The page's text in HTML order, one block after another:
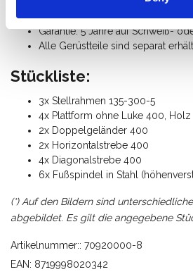
Gewicht: 190 Kg
Garantie: 5 Jahre auf Schweiß-
Alle Gerüstteile sind separat
Stückliste:
3x Stellrahmen 135-300-5
4x Plattform ohne Luke 400, Holz
2x Doppelgeländer 400
2x Horizontalstrebe 400
4x Diagonalstrebe 400
6x Fußspindel in Stahl
(*) Auf den Bildern sind
abgebildet. Es gilt die angegebene
Artikelnummer:: 70920000-8
EAN: 8719998020342